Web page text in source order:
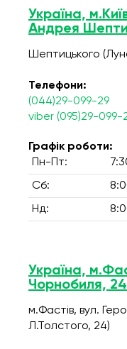
Україна,
Андрея
Шептицького
Телефони:
(044)29-099-29
viber (095)29-099-
Графік роботи:
Пн-Пт:
Сб:
Нд:
Україна,
Чорнобиля, 24
м.Фастів, вул.
Л.Толстого, 24)